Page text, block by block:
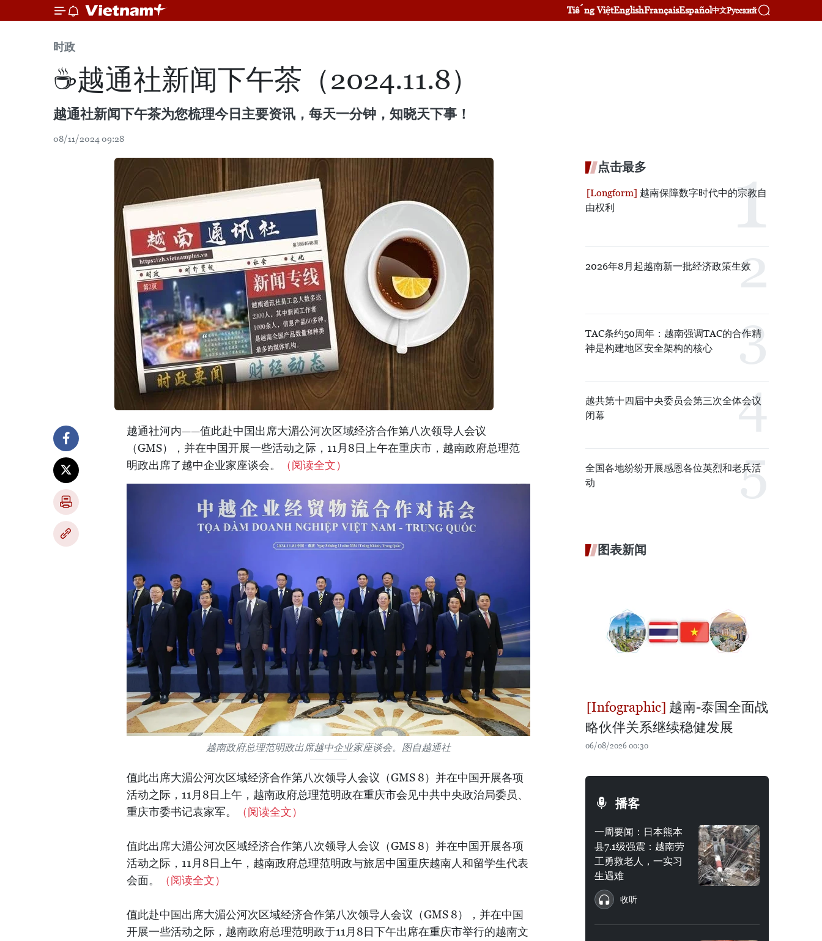
Tiếng ViệtEnglishFrançaisEspañol中文Русский
时政
☕️越通社新闻下午茶（2024.11.8）
越通社新闻下午茶为您梳理今日主要资讯，每天一分钟，知晓天下事！
08/11/2024 09:28
越通社河内——值此赴中国出席大湄公河次区域经济合作第八次领导人会议
（GMS），并在中国开展一些活动之际，11月8日上午在重庆市，越南政府总理范
明政出席了越中企业家座谈会。
（阅读全文）
越南政府总理范明政出席越中企业家座谈会。图自越通社
值此出席大湄公河次区域经济合作第八次领导人会议（GMS 8）并在中国开展各项
活动之际，11月8日上午，越南政府总理范明政在重庆市会见中共中央政治局委员、
重庆市委书记袁家军。
（阅读全文）
值此出席大湄公河次区域经济合作第八次领导人会议（GMS 8）并在中国开展各项
活动之际，11月8日上午，越南政府总理范明政与旅居中国重庆越南人和留学生代表
会面。
（阅读全文）
值此赴中国出席大湄公河次区域经济合作第八次领导人会议（GMS 8），并在中国
开展一些活动之际，越南政府总理范明政于11月8日下午出席在重庆市举行的越南文
点击最多
越南保障数字时代中的宗教自
由权利
2026年8月起越南新一批经济政策生效
TAC条约50周年：越南强调TAC的合作精
神是构建地区安全架构的核心
越共第十四届中央委员会第三次全体会议
闭幕
全国各地纷纷开展感恩各位英烈和老兵活
动
图表新闻
越南-泰国全面战
略伙伴关系继续稳健发展
06/08/2026 00:30
播客
一周要闻：日本熊本
县7.1级强震：越南劳
工勇救老人，一实习
生遇难
收听